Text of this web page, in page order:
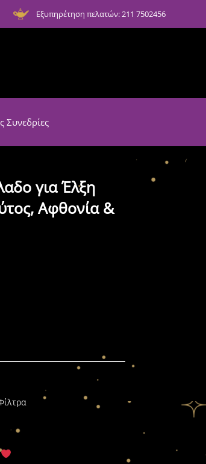
Εξυπηρέτηση πελατών: 211 7502456
Συνεδρίες
για Έλξη
Αφθονία &